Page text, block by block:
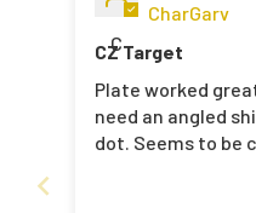
C
CharGarv
CZ Target
Plate worked
need an angled
dot. Seems to be